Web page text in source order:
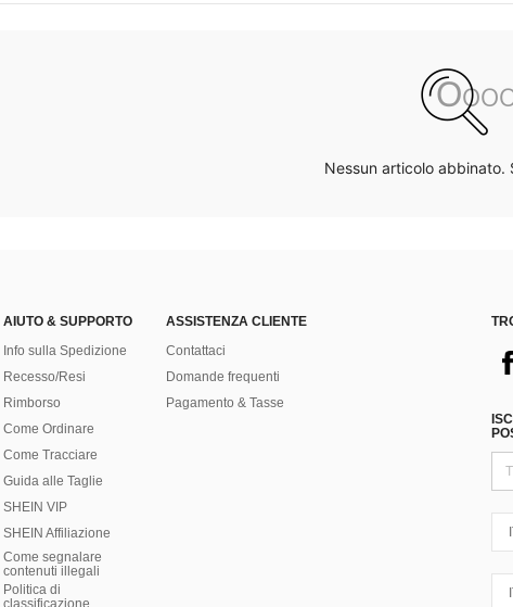
Nessun articolo abbinato.
AIUTO & SUPPORTO
Info sulla Spedizione
Recesso/Resi
Rimborso
Come Ordinare
Come Tracciare
Guida alle Taglie
SHEIN VIP
SHEIN Affiliazione
Come segnalare
contenuti illegali
Politica di
classificazione
ASSISTENZA CLIENTE
Contattaci
Domande frequenti
Pagamento & Tasse